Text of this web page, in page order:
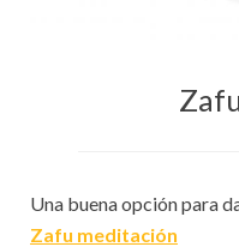
Una buena opción para
Zafu meditación